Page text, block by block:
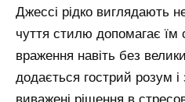
Джессі рідко виглядають
чуття стилю допомагає їм
враження навіть без
додається гострий розум